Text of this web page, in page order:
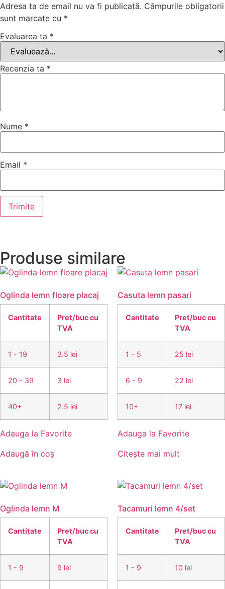
Adresa ta de email nu va fi publicată. Câmpurile obligatorii
sunt marcate cu *
Evaluarea ta *
Recenzia ta *
Nume *
Email *
Produse similare
Oglinda lemn floare placaj
Cantitate
Pret/buc cu
TVA
1 - 19 3.5 lei
20 - 39 3 lei
40+ 2.5 lei
Adauga la Favorite
Adaugă în coș
Casuta lemn pasari
Cantitate
Pret/buc cu
TVA
1 - 5 25 lei
6 - 9 22 lei
10+ 17 lei
Adauga la Favorite
Citește mai mult
Oglinda lemn M
Cantitate
Pret/buc cu
TVA
1 - 9 9 lei
Tacamuri lemn 4/set
Cantitate
Pret/buc cu
TVA
1 - 9 10 lei